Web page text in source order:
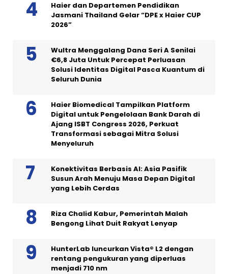
Haier dan Departemen Pendidikan
Jasmani Thailand Gelar “DPE x Haier CUP
2026”
Wultra Menggalang Dana Seri A Senilai
€6,8 Juta Untuk Percepat Perluasan
Solusi Identitas Digital Pasca Kuantum di
Seluruh Dunia
Haier Biomedical Tampilkan Platform
Digital untuk Pengelolaan Bank Darah di
Ajang ISBT Congress 2026, Perkuat
Transformasi sebagai Mitra Solusi
Menyeluruh
Konektivitas Berbasis AI: Asia Pasifik
Susun Arah Menuju Masa Depan Digital
yang Lebih Cerdas
Riza Chalid Kabur, Pemerintah Malah
Bengong Lihat Duit Rakyat Lenyap
HunterLab luncurkan Vista® L2 dengan
rentang pengukuran yang diperluas
menjadi 710 nm